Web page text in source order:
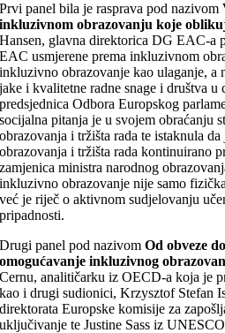
Prvi panel bila je rasprava pod nazivom
inkluzivnom obrazovanju koje
Hansen, glavna direktorica DG EAC-a
EAC usmjerene prema inkluzivnom
inkluzivno obrazovanje kao ulaganje, a
jake i kvalitetne radne snage i društva
predsjednica Odbora Europskog
socijalna pitanja je u svojem obraćanju
obrazovanja i tržišta rada te istaknula
obrazovanja i tržišta rada kontinuirano
zamjenica ministra narodnog
inkluzivno obrazovanje nije samo
već je riječ o aktivnom sudjelovanju
pripadnosti.
Drugi panel pod nazivomOd obveze
omogućavanje inkluzivnog
Cernu, analitičarku iz OECD-a koja je
kao i drugi sudionici, Krzysztof Stefan
direktorata Europske komisije za
uključivanje te Justine Sass iz